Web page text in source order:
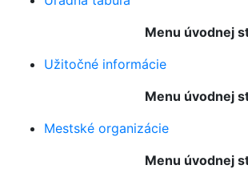
Menu úvodnej
Užitočné informácie
Menu úvodnej
Mestské organizácie
Menu úvodnej